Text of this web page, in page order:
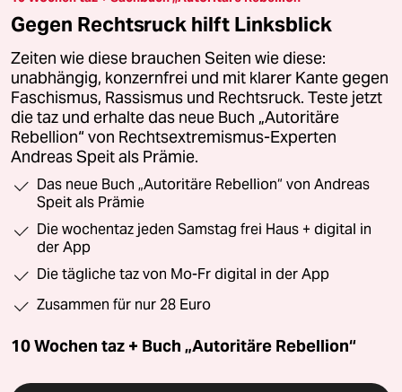
Gegen Rechtsruck hilft Linksblick
Zeiten wie diese brauchen Seiten wie diese:
unabhängig, konzernfrei und mit klarer Kante gegen
Faschismus, Rassismus und Rechtsruck. Teste jetzt
die taz und erhalte das neue Buch „Autoritäre
Rebellion“ von Rechtsextremismus-Experten
Andreas Speit als Prämie.
Das neue Buch „Autoritäre Rebellion“ von Andreas
Speit als Prämie
Die wochentaz jeden Samstag frei Haus + digital in
der App
Die tägliche taz von Mo-Fr digital in der App
Zusammen für nur 28 Euro
10 Wochen taz + Buch „Autoritäre Rebellion“